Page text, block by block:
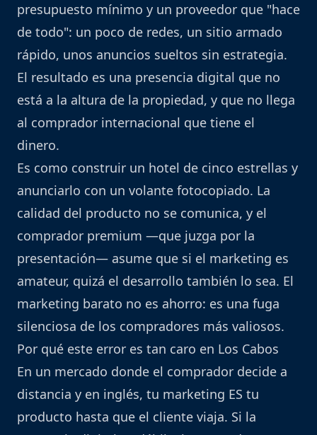
presupuesto mínimo y un proveedor que "hace
de todo": un poco de redes, un sitio armado
rápido, unos anuncios sueltos sin estrategia.
El resultado es una presencia digital que no
está a la altura de la propiedad, y que no llega
al comprador internacional que tiene el
dinero.
Es como construir un hotel de cinco estrellas y
anunciarlo con un volante fotocopiado. La
calidad del producto no se comunica, y el
comprador premium —que juzga por la
presentación— asume que si el marketing es
amateur, quizá el desarrollo también lo sea. El
marketing barato no es ahorro: es una fuga
silenciosa de los compradores más valiosos.
Por qué este error es tan caro en Los Cabos
En un mercado donde el comprador decide a
distancia y en inglés, tu marketing ES tu
producto hasta que el cliente viaja. Si la